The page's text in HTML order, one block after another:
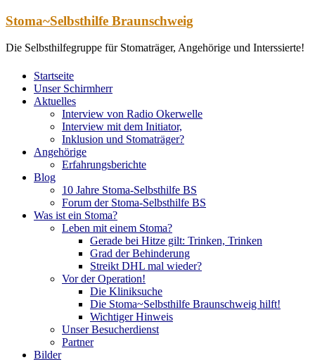
Zum
springen
Stoma~Selbsthilfe Braunschweig
Die Selbsthilfegruppe für Stomaträger, Angehörige und Interssierte!
Startseite
Unser Schirmherr
Aktuelles
Interview von Radio Okerwelle
Interview mit dem Initiator,
Inklusion und Stomaträger?
Angehörige
Erfahrungsberichte
Blog
10 Jahre Stoma-Selbsthilfe BS
Forum der Stoma-Selbsthilfe BS
Was ist ein Stoma?
Leben mit einem Stoma?
Gerade bei Hitze gilt: Trinken, Trinken
Grad der Behinderung
Streikt DHL mal wieder?
Vor der Operation!
Die Kliniksuche
Die Stoma~Selbsthilfe Braunschweig hilft!
Wichtiger Hinweis
Unser Besucherdienst
Partner
Bilder